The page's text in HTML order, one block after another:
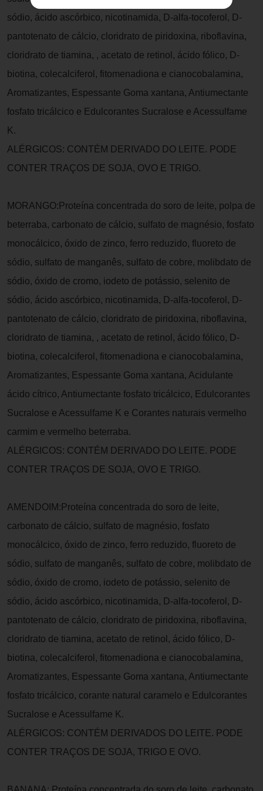
sódio, ácido ascórbico, nicotinamida, D-alfa-tocoferol, D-
pantotenato de cálcio, cloridrato de piridoxina, riboflavina,
cloridrato de tiamina, , acetato de retinol, ácido fólico, D-
biotina, colecalciferol, fitomenadiona e cianocobalamina,
Aromatizantes, Espessante Goma xantana, Antiumectante
fosfato tricálcico e Edulcorantes Sucralose e Acessulfame
K.
ALÉRGICOS: CONTÉM DERIVADO DO LEITE. PODE
CONTER TRAÇOS DE SOJA, OVO E TRIGO.
MORANGO:Proteína concentrada do soro de leite, polpa de
beterraba, carbonato de cálcio, sulfato de magnésio, fosfato
monocálcico, óxido de zinco, ferro reduzido, fluoreto de
sódio, sulfato de manganês, sulfato de cobre, molibdato de
sódio, óxido de cromo, iodeto de potássio, selenito de
sódio, ácido ascórbico, nicotinamida, D-alfa-tocoferol, D-
pantotenato de cálcio, cloridrato de piridoxina, riboflavina,
cloridrato de tiamina, , acetato de retinol, ácido fólico, D-
biotina, colecalciferol, fitomenadiona e cianocobalamina,
Aromatizantes, Espessante Goma xantana, Acidulante
ácido cítrico, Antiumectante fosfato tricálcico, Edulcorantes
Sucralose e Acessulfame K e Corantes naturais vermelho
carmim e vermelho beterraba.
ALÉRGICOS: CONTÉM DERIVADO DO LEITE. PODE
CONTER TRAÇOS DE SOJA, OVO E TRIGO.
AMENDOIM:Proteína concentrada do soro de leite,
carbonato de cálcio, sulfato de magnésio, fosfato
monocálcico, óxido de zinco, ferro reduzido, fluoreto de
sódio, sulfato de manganês, sulfato de cobre, molibdato de
sódio, óxido de cromo, iodeto de potássio, selenito de
sódio, ácido ascórbico, nicotinamida, D-alfa-tocoferol, D-
pantotenato de cálcio, cloridrato de piridoxina, riboflavina,
cloridrato de tiamina, acetato de retinol, ácido fólico, D-
biotina, colecalciferol, fitomenadiona e cianocobalamina,
Aromatizantes, Espessante Goma xantana, Antiumectante
fosfato tricálcico, corante natural caramelo e Edulcorantes
Sucralose e Acessulfame K.
ALÉRGICOS: CONTÉM DERIVADOS DO LEITE. PODE
CONTER TRAÇOS DE SOJA, TRIGO E OVO.